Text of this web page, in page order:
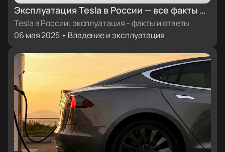
Эксплуатация Tesla в России — все факты и
ответы
Tesla в России: эксплуатация - факты и ответы
06 мая 2025 • Владение и эксплуатация